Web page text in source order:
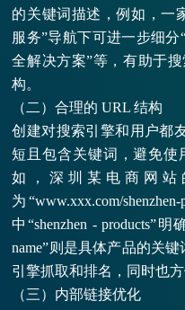
的关键词描述，例如，一
服务”导航下可进一步细
全解决方案”等，有助于
构。
（二）合理的 URL 结构
创建对搜索引擎和用户都
短且包含关键词，避免使
如，深圳某电商网站
为“www.xxx.com/
中“shenzhen - products”
name”则是具体产品的关
引擎抓取和排名，同时也
（三）内部链接优化